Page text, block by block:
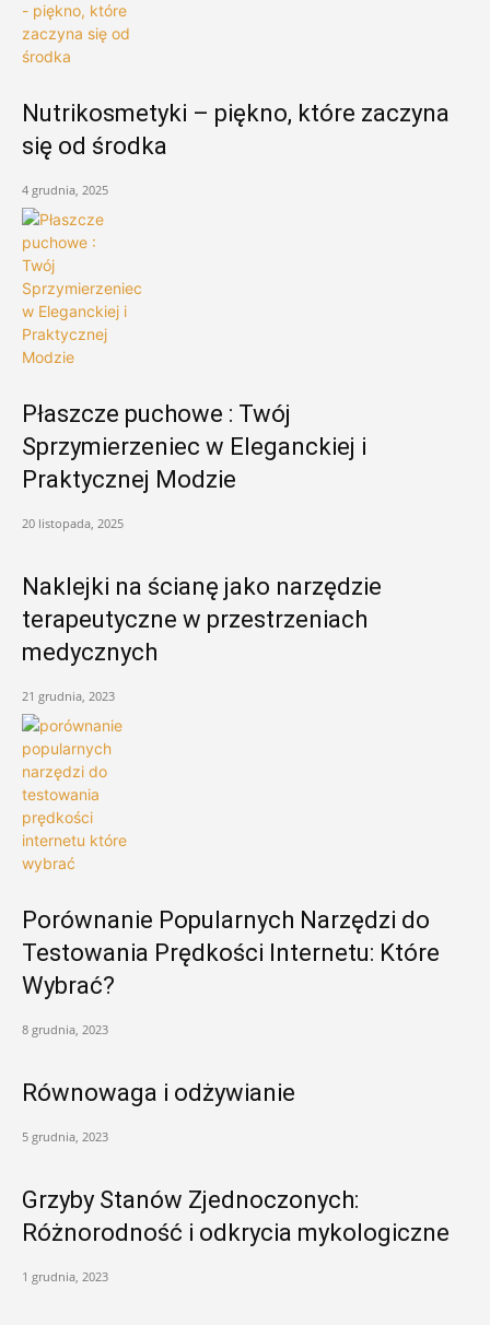
Nutrikosmetyki – piękno, które zaczyna
się od środka
4 grudnia, 2025
Płaszcze puchowe : Twój
Sprzymierzeniec w Eleganckiej i
Praktycznej Modzie
20 listopada, 2025
Naklejki na ścianę jako narzędzie
terapeutyczne w przestrzeniach
medycznych
21 grudnia, 2023
Porównanie Popularnych Narzędzi do
Testowania Prędkości Internetu: Które
Wybrać?
8 grudnia, 2023
Równowaga i odżywianie
5 grudnia, 2023
Grzyby Stanów Zjednoczonych:
Różnorodność i odkrycia mykologiczne
1 grudnia, 2023